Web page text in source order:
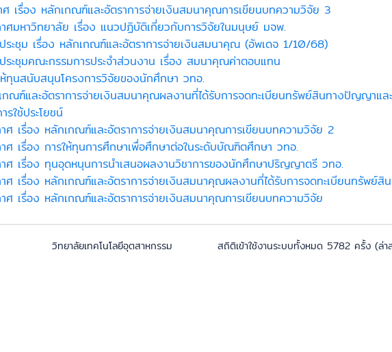
ศ เรื่อง หลักเกณฑ์และอัตราการจ่ายเงินสมนาคุณการเขียนบทความวิจัย 3
าศมหาวิทยาลัย เรื่อง แนวปฏิบัติเกี่ยวกับการวิจัยในมนุษย์ มจพ.
ระชุม เรื่อง หลักเกณฑ์และอัตราการจ่ายเงินสมนาคุณ (อัพเดจ 1/10/68)
ระชุมคณะกรรมการประจำส่วนงาน เรื่อง สมนาคุณค่าตอบแทน
ห้ทุนสนับสนุนโครงการวิจัยของนักศึกษา วทอ.
กณฑ์และอัตราการจ่ายเงินสมนาคุณผลงานที่ได้รับการจดทะเบียนทรัพย์สินทางปัญญาแล
รใช้ประโยชน์
าศ เรื่อง หลักเกณฑ์และอัตราการจ่ายเงินสมนาคุณการเขียนบทความวิจัย 2
าศ เรื่อง การให้ทุนการศึกษาเพื่อศึกษาต่อในระดับบัณฑิตศึกษา วทอ.
าศ เรื่อง ทุนอุดหนุนการนำเสนอผลงานวิชาการของนักศึกษาปริญญาตรี วทอ.
าศ เรื่อง หลักเกณฑ์และอัตราการจ่ายเงินสมนาคุณผลงานที่ได้รับการจดทะเบียนทรัพย์
าศ เรื่อง หลักเกณฑ์และอัตราการจ่ายเงินสมนาคุณการเขียนบทความวิจัย
2023 วิทยาลัยเทคโนโลยีอุตสาหกรรม สถิติเข้าใช้งานระบบทั้งหมด 5782 ครั้ง (ล่าสุ